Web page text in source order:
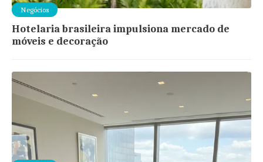
Negócios
Hotelaria brasileira impulsiona mercado de
móveis e decoração